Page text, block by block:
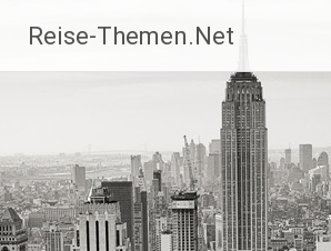
Inhalt
springen
Reise-Themen.Net